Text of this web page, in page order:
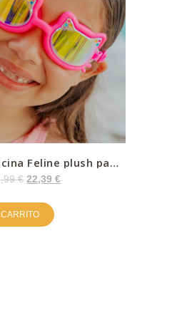
Feline plush paw
– Bling
€ 22,39€